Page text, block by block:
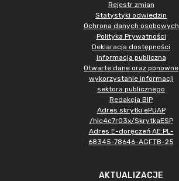
Rejestr zmian
Statystyki odwiedzin
Ochrona danych osobowych
Polityka Prywatności
Deklaracja dostępności
Informacja publiczna
Otwarte dane oraz ponowne
wykorzystanie informacji
sektora publicznego
Redakcja BIP
Adres skrytki ePUAP
/hlc4c7r03x/SkrytkaESP
Adres E-doręczeń AE:PL-
68345-78646-AGFTB-25
AKTUALIZACJE